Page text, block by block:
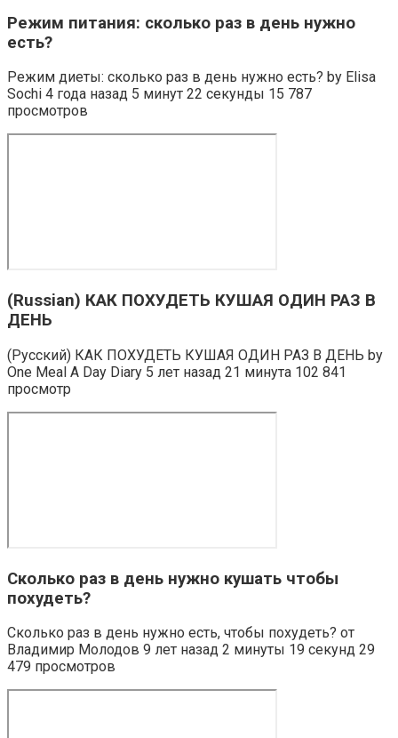
Режим питания: сколько раз в день нужно
есть?
Режим диеты: сколько раз в день нужно есть? by Elisa
Sochi 4 года назад 5 минут 22 секунды 15 787
просмотров
(Russian) КАК ПОХУДЕТЬ КУШАЯ ОДИН РАЗ В
ДЕНЬ
(Русский) КАК ПОХУДЕТЬ КУШАЯ ОДИН РАЗ В ДЕНЬ by
One Meal A Day Diary 5 лет назад 21 минута 102 841
просмотр
Сколько раз в день нужно кушать чтобы
похудеть?
Сколько раз в день нужно есть, чтобы похудеть? от
Владимир Молодов 9 лет назад 2 минуты 19 секунд 29
479 просмотров